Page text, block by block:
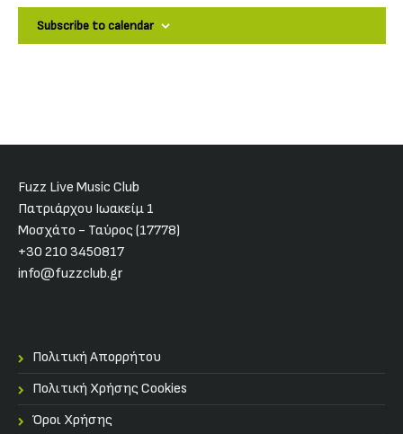
Subscribe to calendar
Fuzz Live Music Club
Πατριάρχου Ιωακείμ 1
Μοσχάτο - Ταύρος (17778)
+30 210 3450817
info@fuzzclub.gr
Πολιτική Απορρήτου
Πολιτική Χρήσης Cookies
Όροι Χρήσης